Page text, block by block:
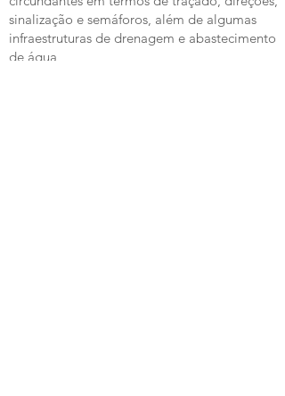
sinalização e semáforos, além de algumas
infraestruturas de drenagem e abastecimento
de água